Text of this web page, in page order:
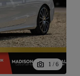
1 / 6